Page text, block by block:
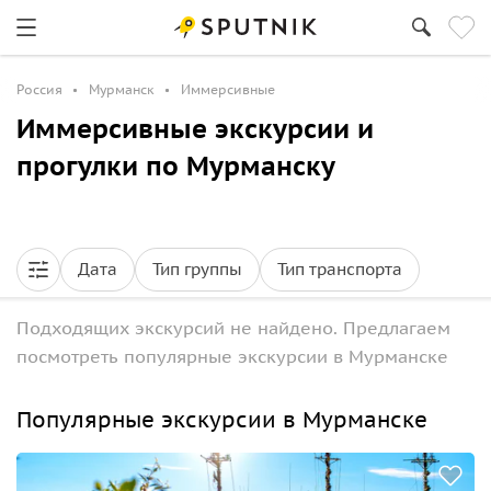
Россия Мурманск Иммерсивные
Иммерсивные экскурсии и
прогулки по Мурманску
Дата Тип группы Тип транспорта
Подходящих экскурсий не найдено. Предлагаем
посмотреть популярные экскурсии в Мурманске
Популярные экскурсии в Мурманске